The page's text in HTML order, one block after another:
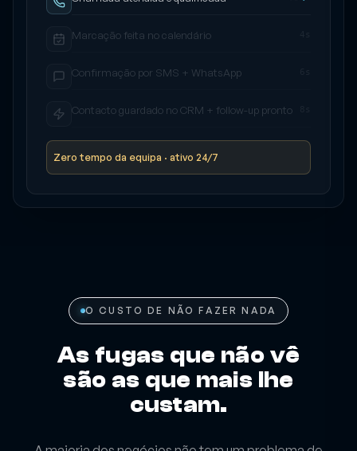
As fugas que não vê
são as que mais lhe